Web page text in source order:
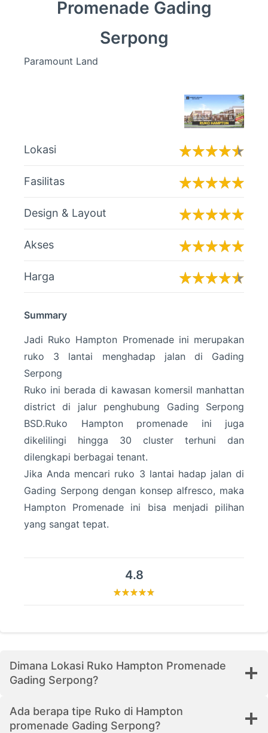
Promenade Gading
Serpong
Paramount Land
Lokasi
Fasilitas
Design & Layout
Akses
Harga
Summary
Jadi Ruko Hampton Promenade ini merupakan
ruko 3 lantai menghadap jalan di Gading
Serpong
Ruko ini berada di kawasan komersil manhattan
district di jalur penghubung Gading Serpong
BSD.Ruko Hampton promenade ini juga
dikelilingi hingga 30 cluster terhuni dan
dilengkapi berbagai tenant.
Jika Anda mencari ruko 3 lantai hadap jalan di
Gading Serpong dengan konsep alfresco, maka
Hampton Promenade ini bisa menjadi pilihan
yang sangat tepat.
4.8
Dimana Lokasi Ruko Hampton Promenade
Gading Serpong?
Ada berapa tipe Ruko di Hampton
promenade Gading Serpong?